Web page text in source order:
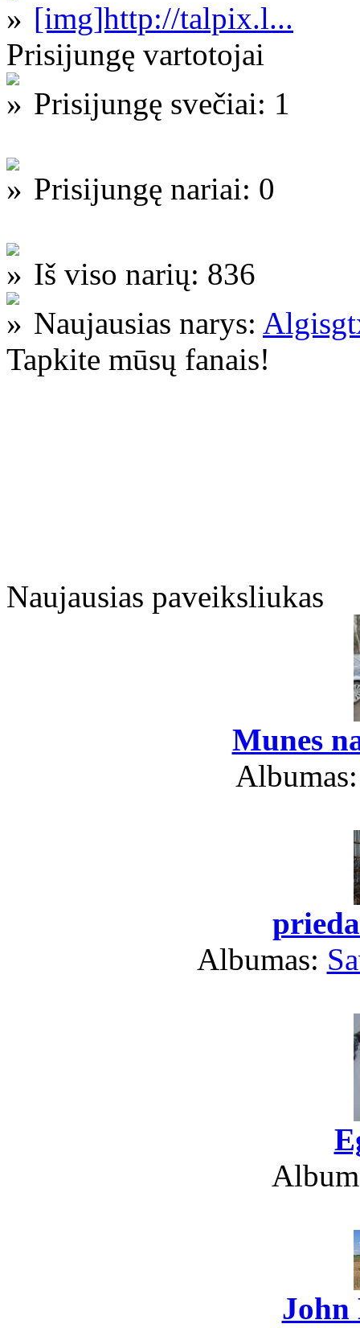
[img]http://talpix.l...
Prisijungę vartotojai
Prisijungę svečiai: 1
Prisijungę nariai: 0
Iš viso narių: 836
Naujausias narys:
Tapkite mūsų fanais!
Naujausias paveiksliukas
Munes
Albumas:
John